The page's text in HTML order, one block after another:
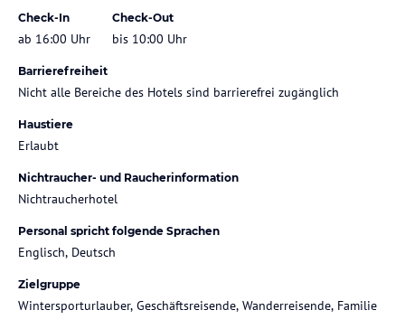
Check-In
ab 16:00 Uhr
Check-Out
bis 10:00 Uhr
Barrierefreiheit
Nicht alle Bereiche des Hotels sind barrierefrei zugänglich
Haustiere
Erlaubt
Nichtraucher- und Raucherinformation
Nichtraucherhotel
Personal spricht folgende Sprachen
Englisch, Deutsch
Zielgruppe
Wintersporturlauber, Geschäftsreisende, Wanderreisende, Familie